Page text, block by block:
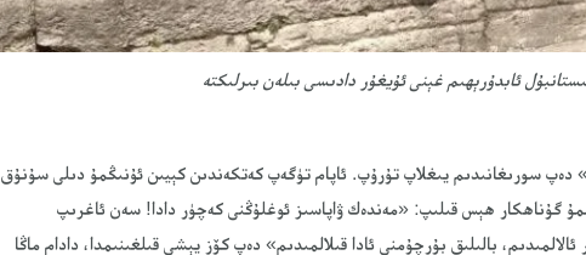
دەپ سورىغانىدىم يىغلاپ تۇرۇپ. ئاپام تۈگەپ كەتكەندىن كېيىن ئۇنىڭمۇ دىلى سۇنۇق
گۇناھكار ھېس قىلىپ: «مەندەك ۋاپاسىز ئوغلۇڭنى كەچۈر دادا! سەن ئاغرىپ
بالىلىق بۇرچۇمنى ئادا قىلالمىدىم» دەپ كۆز يېشى قىلغىنىمدا، دادام ماڭا